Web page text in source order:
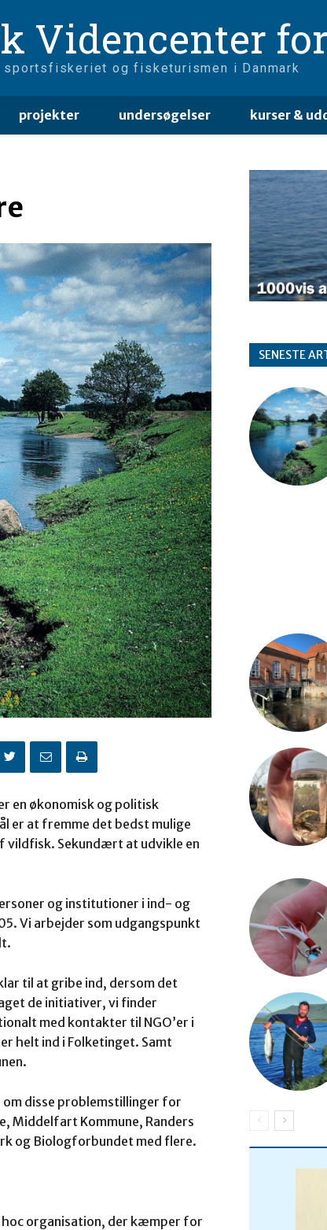
Videncenter
og fisketurismen i Danmark
projekter undersøgelser kurser &
en økonomisk og politisk
at fremme det bedst mulige
vildfisk. Sekundært at udvikle en
og institutioner i ind- og
Vi arbejder som udgangspunkt
til at gribe ind, dersom det
de initiativer, vi finder
med kontakter til NGO’er i
helt ind i Folketinget. Samt
disse problemstillinger for
Middelfart Kommune, Randers
og Biologforbundet med flere.
hoc organisation, der kæmper for
SENESTE